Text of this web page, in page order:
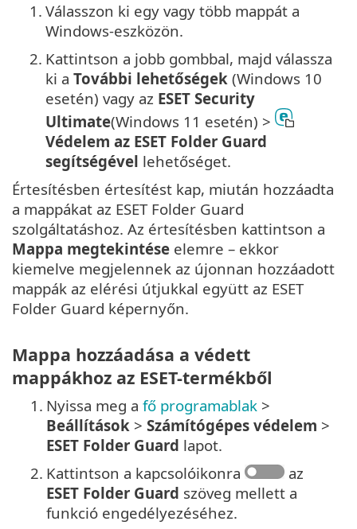
1. Válasszon ki egy vagy több mappát a
Windows-eszközön.
2. Kattintson a jobb gombbal, majd válassza
ki a További lehetőségek (Windows 10
esetén) vagy az ESET Security
Ultimate(Windows 11 esetén) >
Védelem az ESET Folder Guard
segítségével lehetőséget.
Értesítésben értesítést kap, miután hozzáadta
a mappákat az ESET Folder Guard
szolgáltatáshoz. Az értesítésben kattintson a
Mappa megtekintése elemre – ekkor
kiemelve megjelennek az újonnan hozzáadott
mappák az elérési útjukkal együtt az ESET
Folder Guard képernyőn.
Mappa hozzáadása a védett
mappákhoz az ESET-termékből
1. Nyissa meg a fő programablak >
Beállítások > Számítógépes védelem >
ESET Folder Guard lapot.
2. Kattintson a kapcsolóikonra
az
ESET Folder Guard szöveg mellett a
funkció engedélyezéséhez.